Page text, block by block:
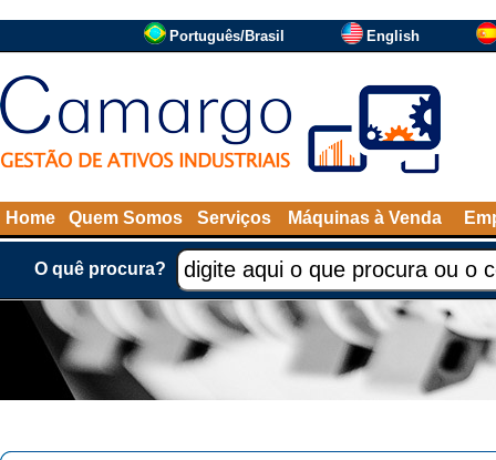
Português/Brasil English
Home Quem Somos Serviços Máquinas à Venda
O quê procura?